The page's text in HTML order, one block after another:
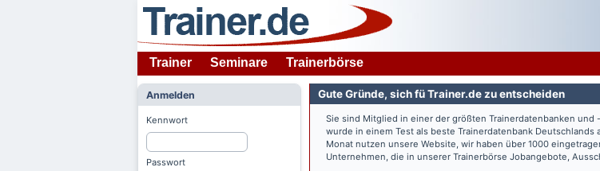
Trainer Seminare Trainerbörse
Anmelden
Kennwort
Passwort
Gute Gründe, sich fü Trainer.de zu entscheiden
Sie sind Mitglied in einer der größten Trainerdatenbanken und
wurde in einem Test als beste Trainerdatenbank
Monat nutzen unsere Website, wir haben über 1000
Unternehmen, die in unserer Trainerbörse Jobangebote,